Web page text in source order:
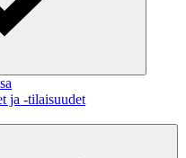
ja -tilaisuudet